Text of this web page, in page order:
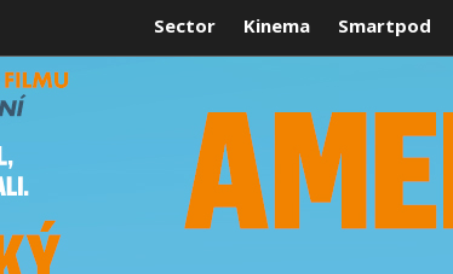
Sector Kinema Smartpod